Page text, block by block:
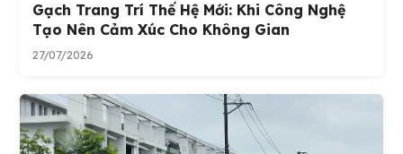
Gạch Trang Trí Thế Hệ Mới: Khi Công Nghệ
Tạo Nên Cảm Xúc Cho Không Gian
27/07/2026